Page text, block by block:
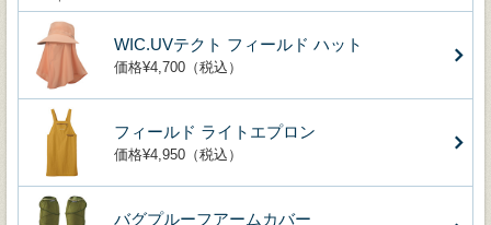
WIC.UVテクト フィールド ハット
価格¥4,700（税込）
フィールド ライトエプロン
価格¥4,950（税込）
バグプルーフアームカバー